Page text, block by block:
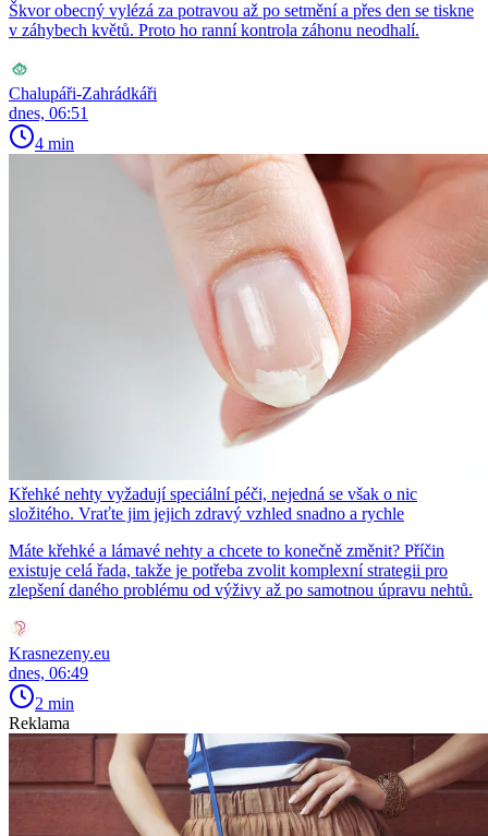
Škvor obecný vylézá za potravou až po setmění a přes den se tiskne
v záhybech květů. Proto ho ranní kontrola záhonu neodhalí.
Chalupáři-Zahrádkáři
dnes, 06:51
4 min
Křehké nehty vyžadují speciální péči, nejedná se však o nic
složitého. Vraťte jim jejich zdravý vzhled snadno a rychle
Máte křehké a lámavé nehty a chcete to konečně změnit? Příčin
existuje celá řada, takže je potřeba zvolit komplexní strategii pro
zlepšení daného problému od výživy až po samotnou úpravu nehtů.
Krasnezeny.eu
dnes, 06:49
2 min
Reklama